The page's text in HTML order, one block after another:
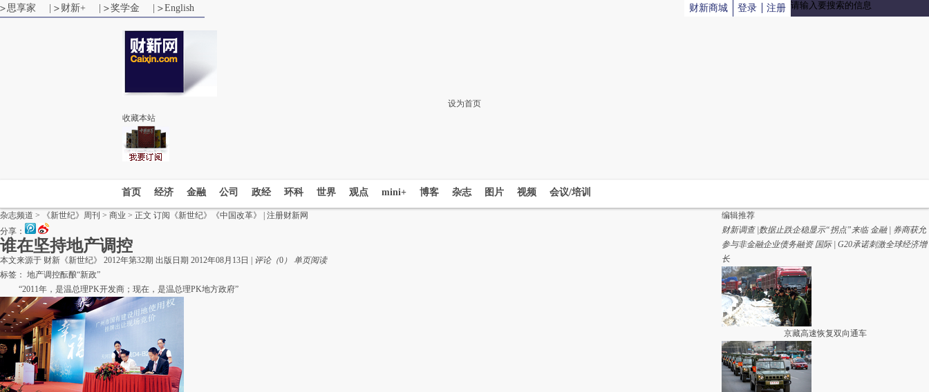
财新商城 登录 注册
思享家 财新+ 奖学金 English
设为首页
收藏本站
首页 经济 金融 公司 政经 环科 世界 观点 mini+ 博客 杂志 图片 视频 会议/培训
杂志频道 > 《新世纪》周刊 > 商业 > 正文 订阅《新世纪》《中国改革》
注册财新网
分享：
谁在坚持地产调控
本文来源于 财新《新世纪》 2012年第32期 出版日期 2012年08月13日 | 评论（0 ）
单页阅读
标签： 地产调控酝酿“新政”
“2011年，是温总理PK开发商；现在，是温总理PK地方政府”
编辑推荐
财新调查 |数据止跌企稳显示“拐点”来临 金融 | 券商获允
参与非金融企业债务融资 国际 | G20承诺刺激全球经济增
长
京藏高速恢复双向通车
篷等救灾物资送达。( 财新记者符燕艳)
04月24日 21:44
评论( 0
#财新雅安地震播报#财新记者陈宝成、谢海涛12时在龙门
乡龙兴中心学校，遭遇一次体感明显的余震。这所汶川地
震后由香港、马拉西亚和红十字会联合捐献的小学损毁严
重，楼梯明显移位，墙体脱落。
04月21日 12:15评论(0)
#财新雅安地震播报#财新记者陈宝成在芦山县龙门乡王家
村采访，一户居民称，他们家的房子盖了三四十年，在本
次地震中房子已经坍塌，无法居住，目前他们住在官方捐
赠的帐篷中，生活必需物品可以得到满足。
王婧)
04月21日 11:27评论(